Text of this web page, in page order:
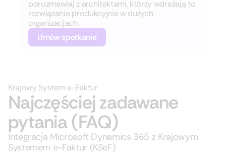
porozmawiaj z architektami, którzy wdrażają to
rozwiązanie produkcyjnie w dużych
organizacjach.
Umów spotkanie
Krajowy System e-Faktur
Najczęściej zadawane
pytania (FAQ)
Integracja Microsoft Dynamics 365 z Krajowym
Systemem e-Faktur (KSeF)